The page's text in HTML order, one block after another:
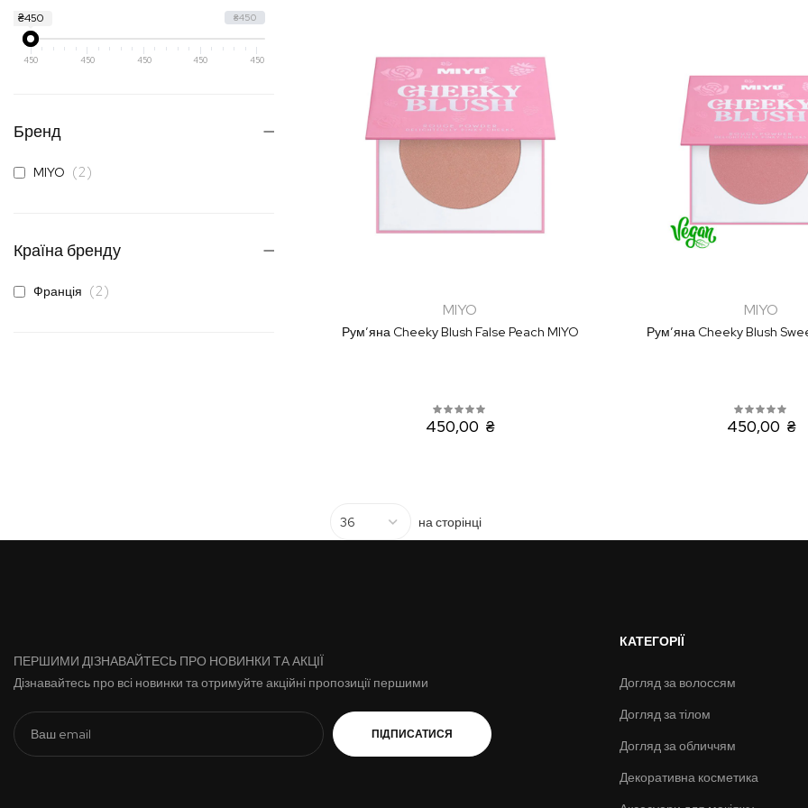
MIYO
Рум’яна Cheeky Blush False Peach MIYO
450,00 ₴
MIYO
Рум’яна Cheeky Blush
450,00 ₴
на сторінці
₴450
₴450
450 450 450 450 450
Бренд
MIYO 2елементи
Країна бренду
Франція 2елементи
ПЕРШИМИ ДІЗНАВАЙТЕСЬ ПРО НОВИНКИ ТА АКЦІЇ
Дізнавайтесь про всі новинки та отримуйте акційні пропозиції першими
ПІДПИСАТИСЯ
КАТЕГОРІЇ
Догляд за волоссям
Догляд за тілом
Догляд за обличчям
Декоративна косметика